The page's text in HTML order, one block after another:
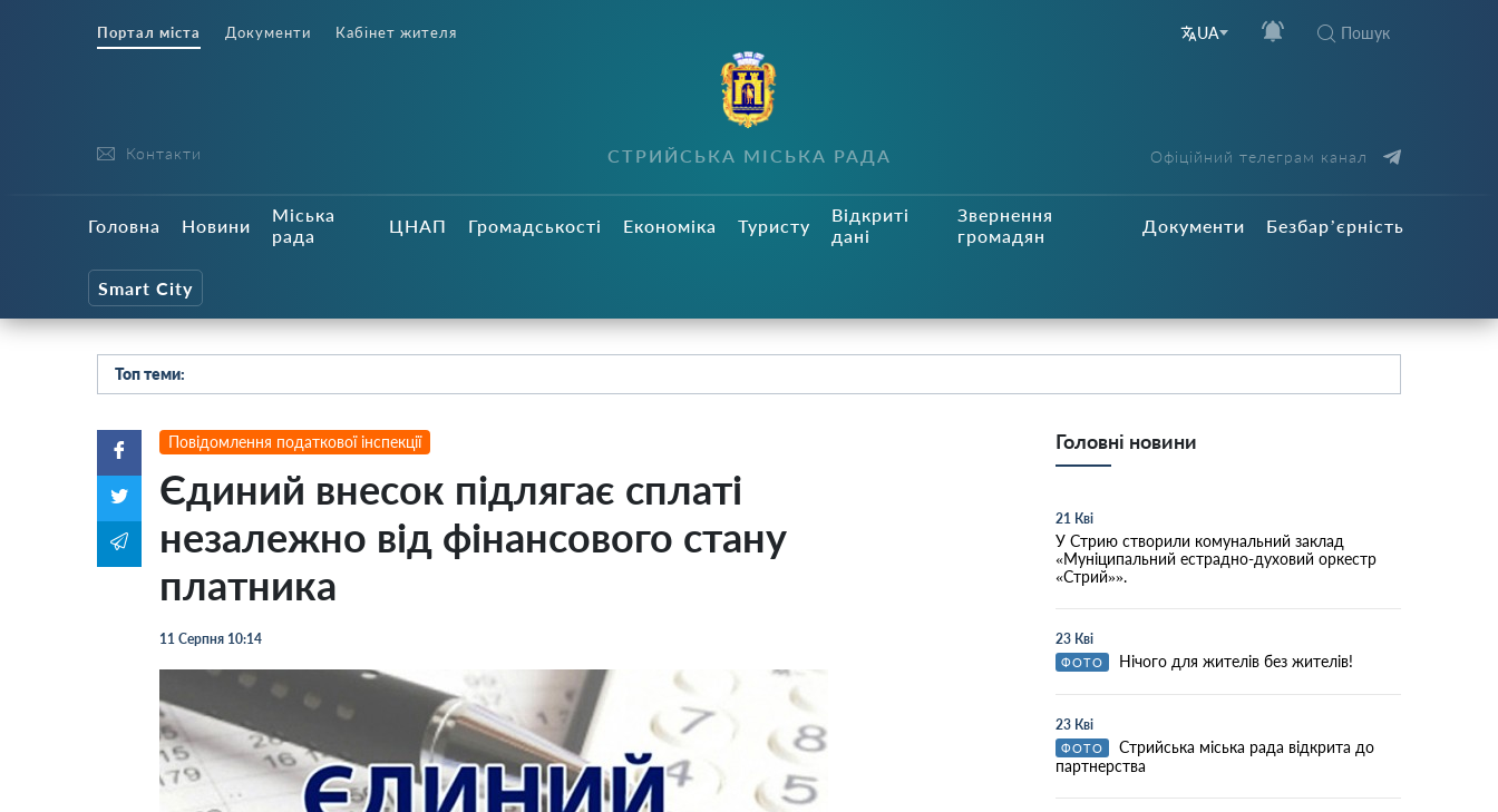
Портал міста Документи Кабінет жителя UA Пошук
Контакти СТРИЙСЬКА МІСЬКА РАДА Офіційний телеграм канал
Головна Новини
Міська
рада
ЦНАП Громадськості Економіка Туристу
Відкриті
дані
Звернення
громадян
Документи Безбар’єрність
Smart City
Топ теми:
Повідомлення податкової інспекції
Єдиний внесок підлягає сплаті
незалежно від фінансового стану
платника
11 Серпня 10:14
Головні новини
21 Кві
У Стрию створили комунальний заклад
«Муніципальний естрадно-духовий оркестр
«Стрий»».
23 Кві
ФОТО Нічого для жителів без жителів!
23 Кві
ФОТО
Стрийська міська рада відкрита до
партнерства